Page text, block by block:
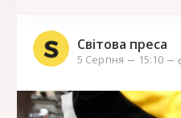
Світова преса
5 Серпня 15:10